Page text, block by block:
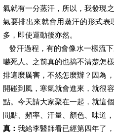
氣就有一分蒸汗，所以，我發現
氣要排出來就會用蒸汗的形式
多，即使運動後亦然。
發汗過程，有的會像水一樣流
嚇死人。之前真的也搞不清楚怎
排這麼厲害，不然怎麼辦？因為
開碰到風，寒氣就會進來，就很
點。今天請大家聚在一起，就這
間點、頻率、汗量、顏色、味道
真：我給李醫師看已經第四年了